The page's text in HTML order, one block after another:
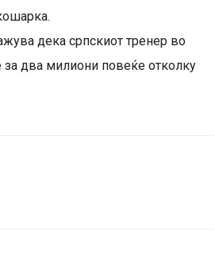
дека српскиот тренер во
за два милиони повеќе отколку